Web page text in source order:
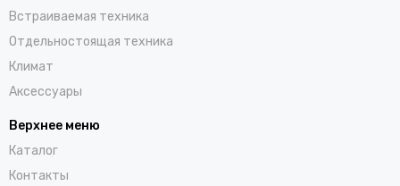
Встраиваемая техника
Отдельностоящая техника
Климат
Аксессуары
Верхнее меню
Каталог
Контакты